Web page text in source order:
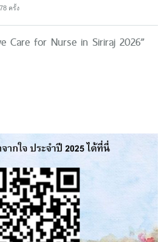
ครั้ง
Care for Nurse in Siriraj 2026”